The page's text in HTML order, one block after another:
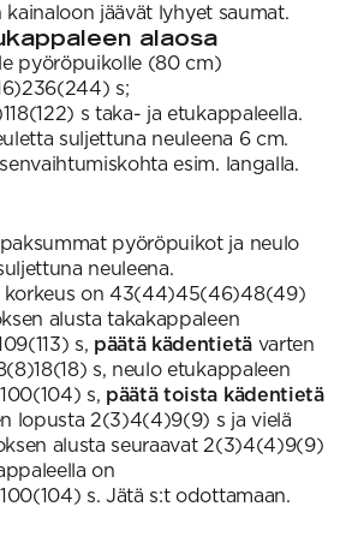
jäävät lyhyet saumat.
alaosa
pyöröpuikolle (80 cm)
s;
s taka- ja etukappaleella.
suljettuna neuleena 6 cm.
esim. langalla.
pyöröpuikot ja neulo
neuleena.
korkeus on 43(44)45(46)48(49)
alusta takakappaleen
s, päätä kädentietävarten
s, neulo etukappaleen
s, päätä toista kädentietä
lopusta 2(3)4(4)9(9) s ja vielä
alusta seuraavat 2(3)4(4)9(9)
on
s. Jätä s:t odottamaan.